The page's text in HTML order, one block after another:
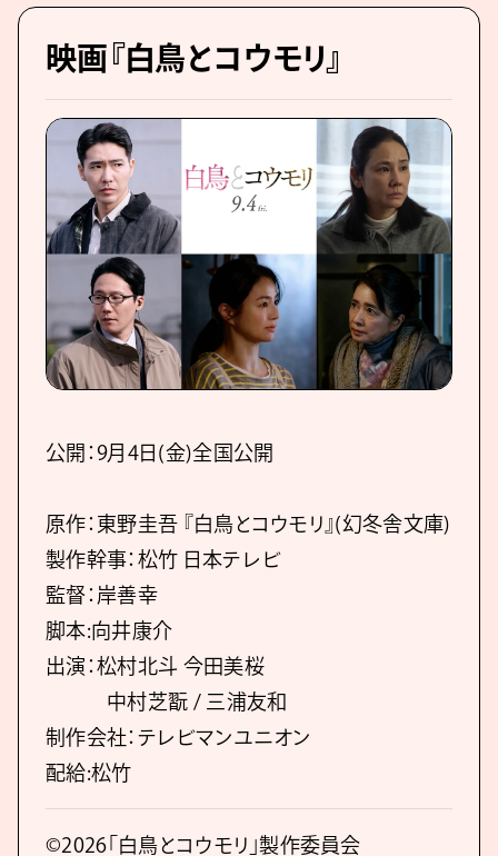
映画『白鳥とコウモリ』
公開：9月4日(金)全国公開
原作：東野圭吾 『白鳥とコウモリ』(幻冬舎文庫)
製作幹事：松竹 日本テレビ
監督：岸善幸
脚本:向井康介
出演：松村北斗 今田美桜
中村芝翫 / 三浦友和
制作会社：テレビマンユニオン
配給:松竹
©2026「白鳥とコウモリ」製作委員会